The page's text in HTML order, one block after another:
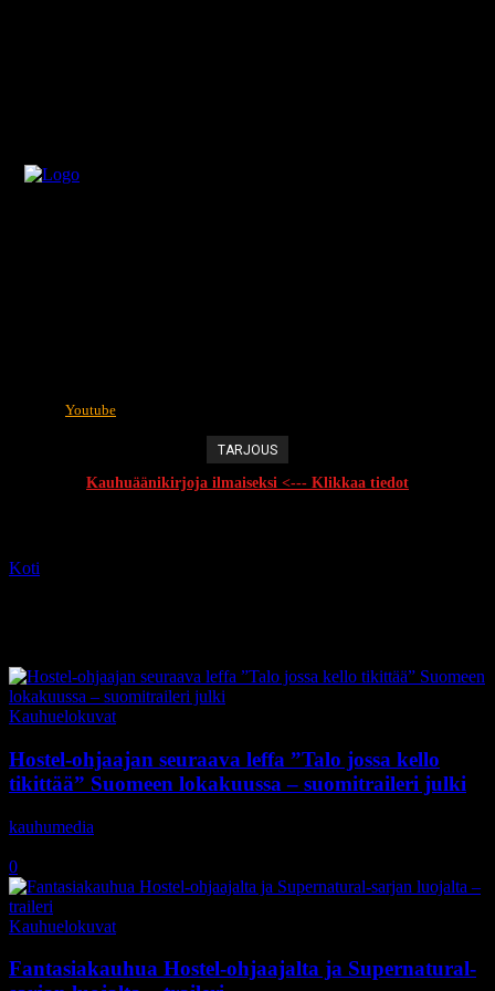
Youtube
TARJOUS
Kauhuäänikirjoja ilmaiseksi <--- Klikkaa tiedot
Koti
Kauhuelokuvat
Hostel-ohjaajan seuraava leffa ”Talo jossa kello
tikittää” Suomeen lokakuussa – suomitraileri julki
kauhumedia
0
Kauhuelokuvat
Fantasiakauhua Hostel-ohjaajalta ja Supernatural-